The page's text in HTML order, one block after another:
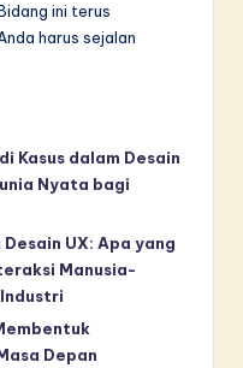
ini terus
harus sejalan
Kasus dalam Desain
Nyata bagi
UX: Apa yang
Manusia-
Depan